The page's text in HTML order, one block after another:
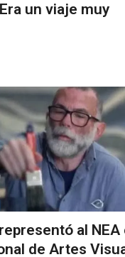
un viaje muy
al NEA
de Artes